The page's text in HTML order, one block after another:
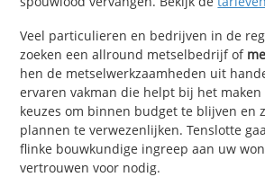
Veel particulieren en bedrijven in de
zoeken een allround metselbedrijf of
hen de metselwerkzaamheden uit
ervaren vakman die helpt bij het
keuzes om binnen budget te blijven en
plannen te verwezenlijken. Tenslotte
flinke bouwkundige ingreep aan uw
vertrouwen voor nodig.